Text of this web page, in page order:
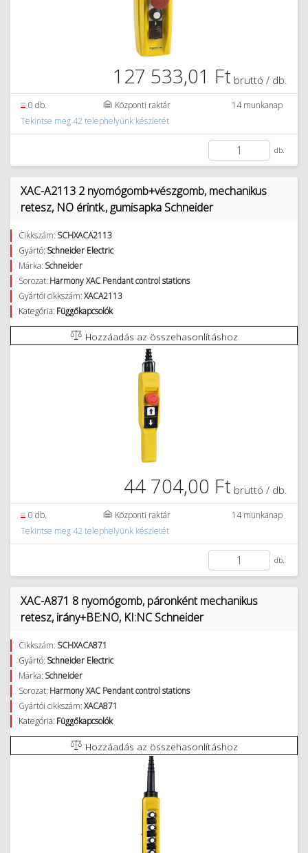
127 533,01 Ft bruttó / db.
0 db. Központi raktár
14 munkanap
Tekintse meg 42 telephelyünk készletét
db.
XAC-A2113 2 nyomógomb+vészgomb, mechanikus
retesz, NO érintk., gumisapka Schneider
Cikkszám: SCHXACA2113
Gyártó: Schneider Electric
Márka: Schneider
Sorozat: Harmony XAC Pendant control stations
Gyártói cikkszám:XACA2113
Kategória: Függőkapcsolók
Hozzáadás az összehasonlításhoz
44 704,00 Ft bruttó / db.
0 db. Központi raktár
14 munkanap
Tekintse meg 42 telephelyünk készletét
db.
XAC-A871 8 nyomógomb, páronként mechanikus
retesz, irány+BE:NO, KI:NC Schneider
Cikkszám: SCHXACA871
Gyártó: Schneider Electric
Márka: Schneider
Sorozat: Harmony XAC Pendant control stations
Gyártói cikkszám:XACA871
Kategória: Függőkapcsolók
Hozzáadás az összehasonlításhoz